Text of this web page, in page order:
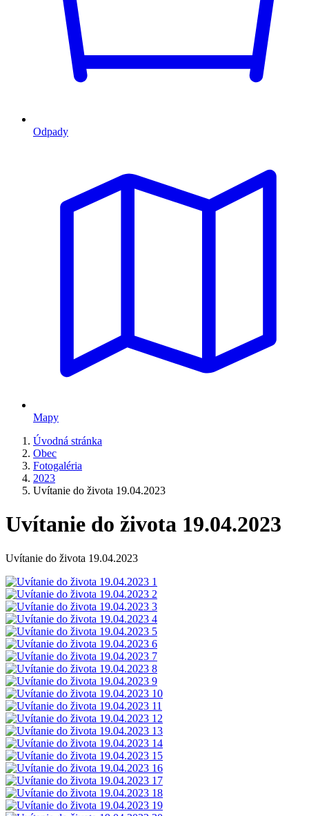
Odpady
Mapy
Úvodná stránka
Obec
Fotogaléria
2023
Uvítanie do života 19.04.2023
Uvítanie do života 19.04.2023
Uvítanie do života 19.04.2023